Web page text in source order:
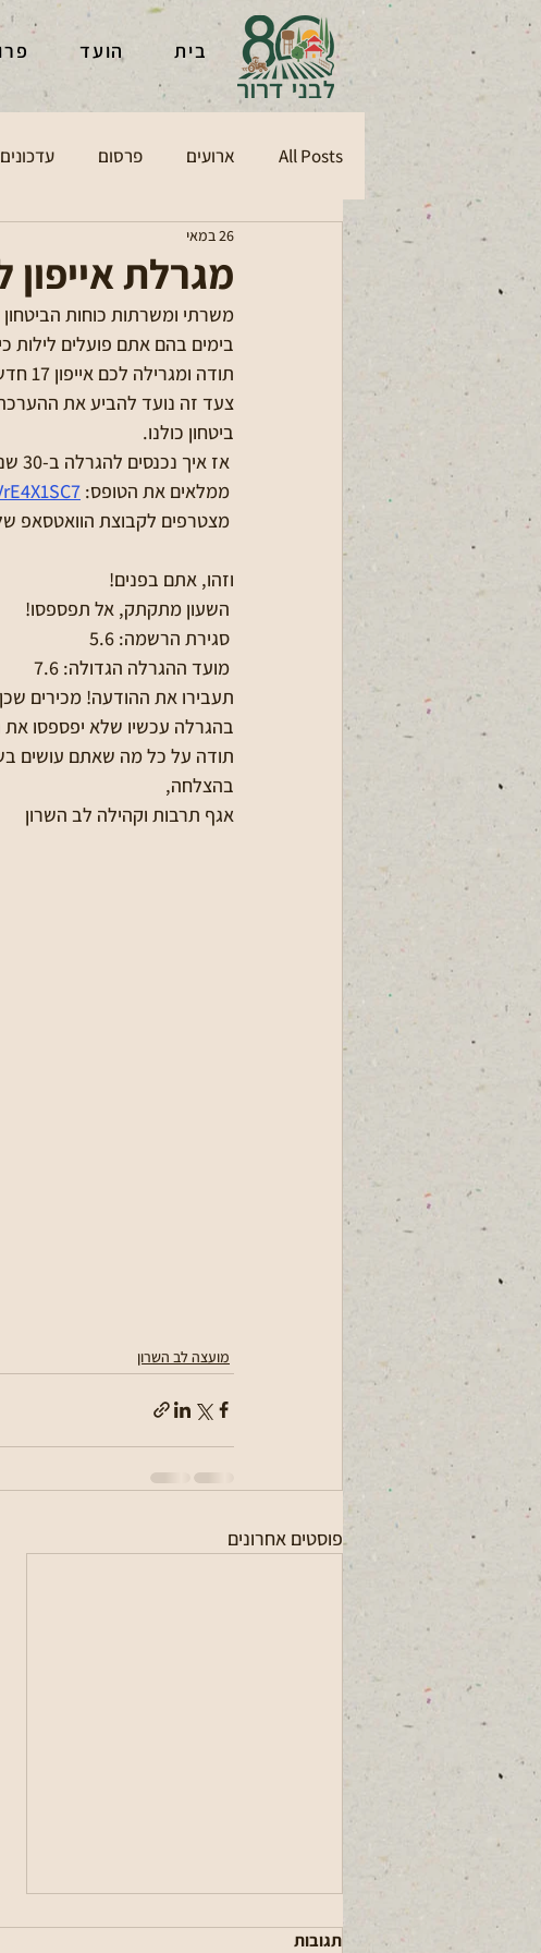
בית הועד
All Posts ארועים פרסום עדכונים
מגרלת
26 במאי
משרתי ומשרתות כוחות
בימים בהם אתם פועלים לילות
תודה ומגרילה לכם אייפון 17 חדש במתנה!
צעד זה נועד להביע את
ביטחון כולנו.
אז איך נכנסים להגרלה ב-30 שניות?
ממלאים את הטופס:
מצטרפים לקבוצת הוואטסאפ
וזהו, אתם בפנים!
השעון מתקתק, אל תפספסו!
סגירת הרשמה: 5.6
מועד ההגרלה הגדולה: 7.6
תעבירו את ההודעה! מכירים
בהגרלה עכשיו שלא יפספסו
תודה על כל מה שאתם עושים
בהצלחה,
אגף תרבות וקהילה לב השרון
מועצה לב השרון
פוסטים אחרונים
תגובות